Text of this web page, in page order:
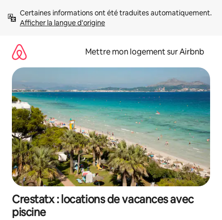
directement
Afficher la langue d'origine
Mettre mon logement sur Airbnb
Crestatx : locations de vacances avec
piscine